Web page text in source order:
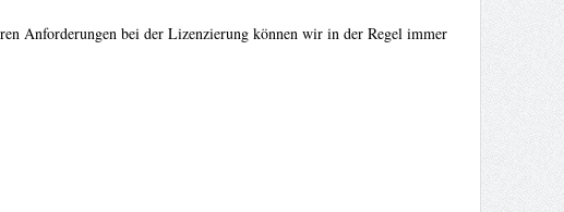
Anforderungen bei der Lizenzierung können wir in der Regel immer